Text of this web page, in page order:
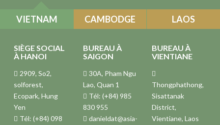
VIETNAM CAMBODGE LAOS
SIÈGE SOCIAL
À HANOI
2909, So2,
solforest,
Ecopark, Hung
Yen
Tél: (+84) 098
BUREAU À
SAIGON
30A, Pham Ngu
Lao, Quan 1
Tél: (+84) 985
830 955
danieldat@asia-
BUREAU À
VIENTIANE
Thongphathong,
Sisattanak
District,
Vientiane, Laos